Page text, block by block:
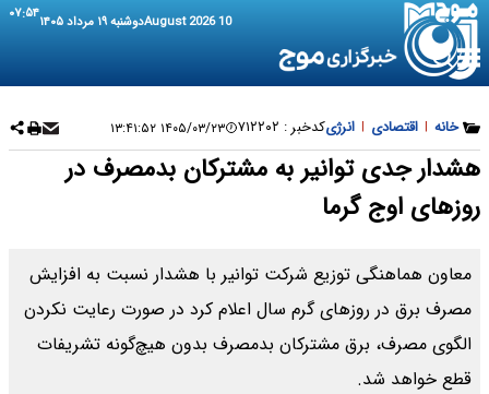
10 August 2026 دوشنبه ۱۹ مرداد ۱۴۰۵ ۰۷:۵۴
خانه | اقتصادی | انرژیکدخبر : ۷۱۲۲۰۲ ۱۴۰۵/۰۳/۲۳ ۱۳:۴۱:۵۲
هشدار جدی توانیر به مشترکان بدمصرف در
روزهای اوج گرما
معاون هماهنگی توزیع شرکت توانیر با هشدار نسبت به افزایش
مصرف برق در روزهای گرم سال اعلام کرد در صورت رعایت نکردن
الگوی مصرف، برق مشترکان بدمصرف بدون هیچ‌گونه تشریفات
قطع خواهد شد.